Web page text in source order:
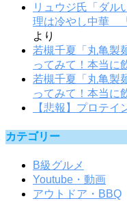
リュウジ氏「ダル
理は冷やし中華
より
若槻千夏「丸亀製
ってみて！本当に
若槻千夏「丸亀製
ってみて！本当に
【悲報】プロテイ
カテゴリー
B級グルメ
Youtube・動画
アウトドア・BBQ